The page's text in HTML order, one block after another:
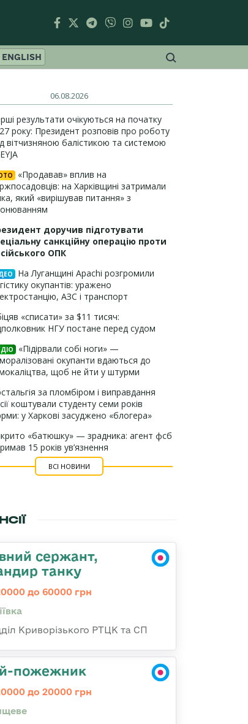
ENGLISH
06.08.2026
результати очікуються на початку
року: Президент розповів про роботу
вітчизняною балістикою та системою
«Продавав» вплив на
на Харківщині затримали
який «вирішував питання» з
доручив підготувати
санкційну операцію проти
ОПК
На Луганщині Apachi розгромили
окупантів: уражено
АЗС і транспорт
«списати» за $11 тисяч:
НГУ постане перед судом
«Підірвали собі ноги» —
окупанти вдаються до
щоб не йти у штурми
за пломбіром і виправдання
коштували студенту семи років
у Харкові засуджено «блогера»
«батюшку» — зрадника: агент фсб
15 років ув’язнення
ВСІ НОВИНИ
сержант,
танку
до 60000 грн
Криворізького РТЦК та СП
пожежник
до 20000 грн